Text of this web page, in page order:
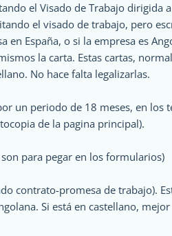
el Visado de Trabajo dirigida
el visado de trabajo, pero
en España, o si la empresa es
la carta. Estas cartas,
No hace falta legalizarlas.
un periodo de 18 meses, en los
de la pagina principal).
para pegar en los formularios)
contrato-promesa de trabajo).
Si está en castellano,